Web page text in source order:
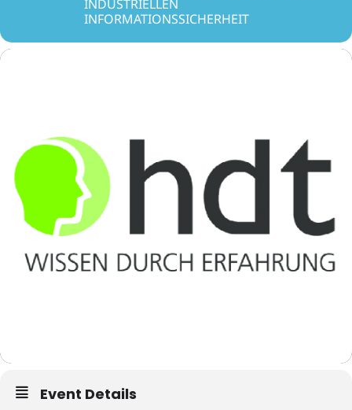
INDUSTRIELLEN
INFORMATIONSSICHERHEIT
Event Details